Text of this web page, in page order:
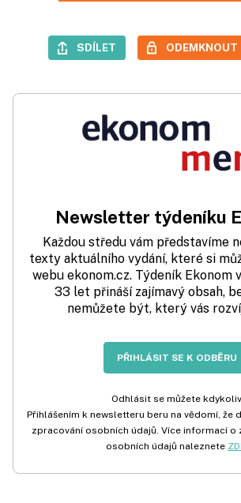
SDÍLET
Newsletter týdeníku
Každou středu vám představíme
texty aktuálního vydání, které si
webu ekonom.cz. Týdeník Ekonom
33 let přináší zajímavý obsah,
nemůžete být, který vás
PŘIHLÁSIT SE K ODBĚRU
Odhlásit se můžete
Přihlášením k newsletteru beru na vědomí, že
zpracování osobních údajů. Více informací o
osobních údajů naleznete